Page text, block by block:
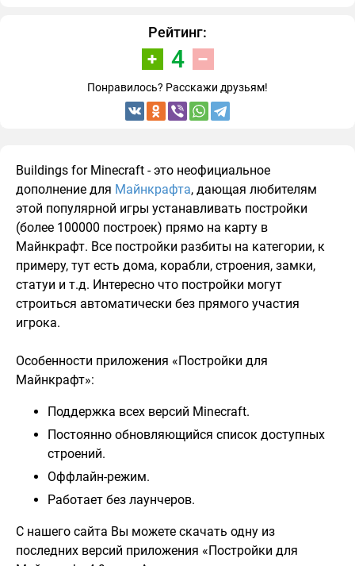
Рейтинг:
4
Понравилось? Расскажи друзьям!
Buildings for Minecraft - это неофициальное
дополнение для Майнкрафта, дающая любителям
этой популярной игры устанавливать постройки
(более 100000 построек) прямо на карту в
Майнкрафт. Все постройки разбиты на категории, к
примеру, тут есть дома, корабли, строения, замки,
статуи и т.д. Интересно что постройки могут
строиться автоматически без прямого участия
игрока.
Особенности приложения «Постройки для
Майнкрафт»:
Поддержка всех версий Minecraft.
Постоянно обновляющийся список доступных
строений.
Оффлайн-режим.
Работает без лаунчеров.
С нашего сайта Вы можете скачать одну из
последних версий приложения «Постройки для